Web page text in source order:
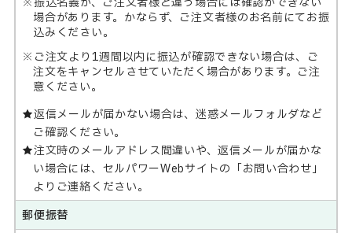
場合があります。かならず、ご注文者様のお名前にてお振
込みください。
ご注文より1週間以内に振込が確認できない場合は、ご
注文をキャンセルさせていただく場合があります。ご注
意ください。
返信メールが届かない場合は、迷惑メールフォルダなど
ご確認ください。
注文時のメールアドレス間違いや、返信メールが届かな
い場合には、セルパワーWebサイトの「お問い合わせ」
よりご連絡ください。
郵便振替